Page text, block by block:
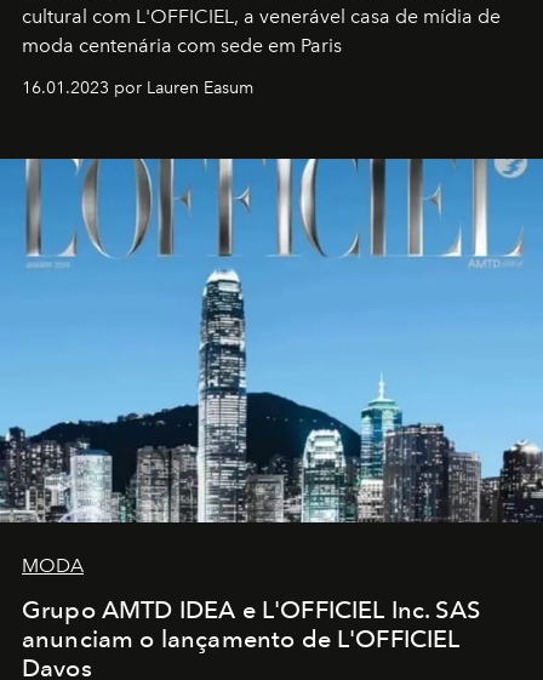
cultural com L'OFFICIEL, a venerável casa de mídia de
moda centenária com sede em Paris
16.01.2023 por Lauren Easum
MODA
Grupo AMTD IDEA e L'OFFICIEL Inc. SAS
anunciam o lançamento de L'OFFICIEL
Davos